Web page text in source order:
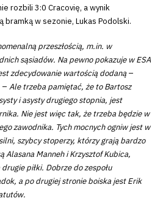
rozbili 3:0 Cracovię, a wynik
bramką w sezonie, Lukas Podolski.
przeszłością, m.in. w
sąsiadów. Na pewno pokazuje w ESA
zdecydowanie wartością dodaną –
– Ale trzeba pamiętać, że to Bartosz
i asysty drugiego stopnia, jest
Nie jest więc tak, że trzeba będzie w
zawodnika. Tych mocnych ogniw jest w
szybcy stoperzy, którzy grają bardzo
Alasana Manneh i Krzysztof Kubica,
piłki. Dobrze do zespołu
a po drugiej stronie boiska jest Erik